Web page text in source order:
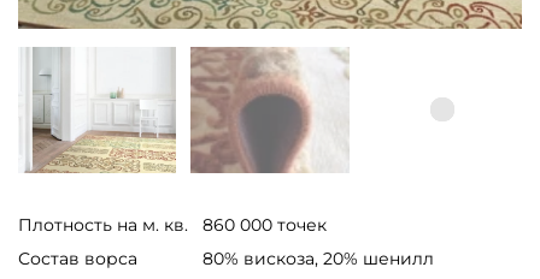
Плотность на м. кв.
860 000 точек
Состав ворса
80% вискоза, 20% шенилл